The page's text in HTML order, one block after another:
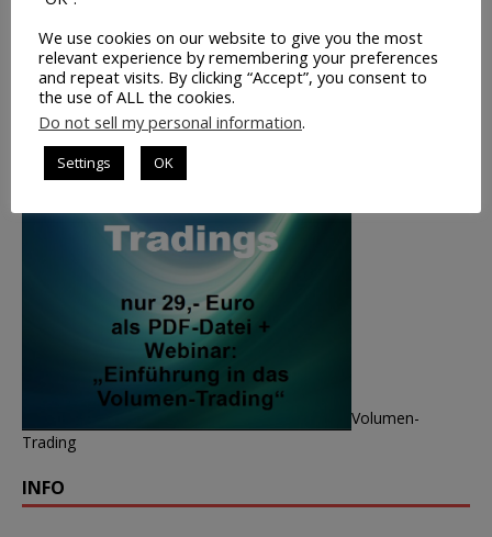
Volumen-
Trading
INFO
We use cookies on our website to give you the most
relevant experience by remembering your preferences
and repeat visits. By clicking “Accept”, you consent to
the use of ALL the cookies.
Do not sell my personal information.
Settings OK